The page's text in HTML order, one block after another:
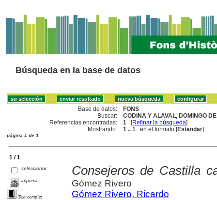
Búsqueda en la base de datos
Base de datos:
FONS
Buscar:
CODINA Y ALAVAL, DOMINGO
Referencias encontradas:
1 [Refinar la búsqueda]
Mostrando:
1 .. 1 en el formato [Estandar]
página 1 de 1
1 / 1
seleccionar
imprimir
Text complet
Consejeros de Castilla
Gómez Rivero
Gómez Rivero, Ricardo